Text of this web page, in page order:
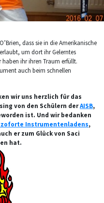
dass sie in die Amerikanische
um dort ihr Gelerntes
ihr ihren Traum erfüllt.
auch beim schnellen
wir uns herzlich für das
von den Schülern derAISB,
ist. Und wir bedanken
Instrumentenladens,
er zum Glück von Saci
hat.